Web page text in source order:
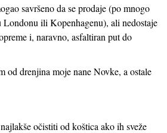
savršeno da se prodaje (po mnogo
ili Kopenhagenu), ali nedostaje
i, naravno, asfaltiran put do
od drenjina moje nane Novke, a ostale
očistiti od koštica ako ih sveže